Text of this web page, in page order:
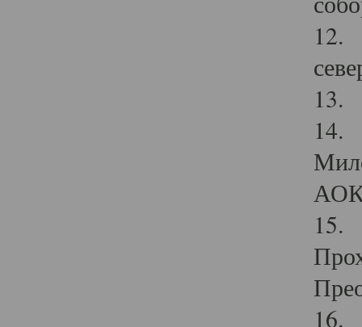
12.
13.
14.
15.
16.